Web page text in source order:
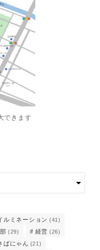
できます
ルミネーション (41)
(29) 経営 (26)
ばにゃん (21)